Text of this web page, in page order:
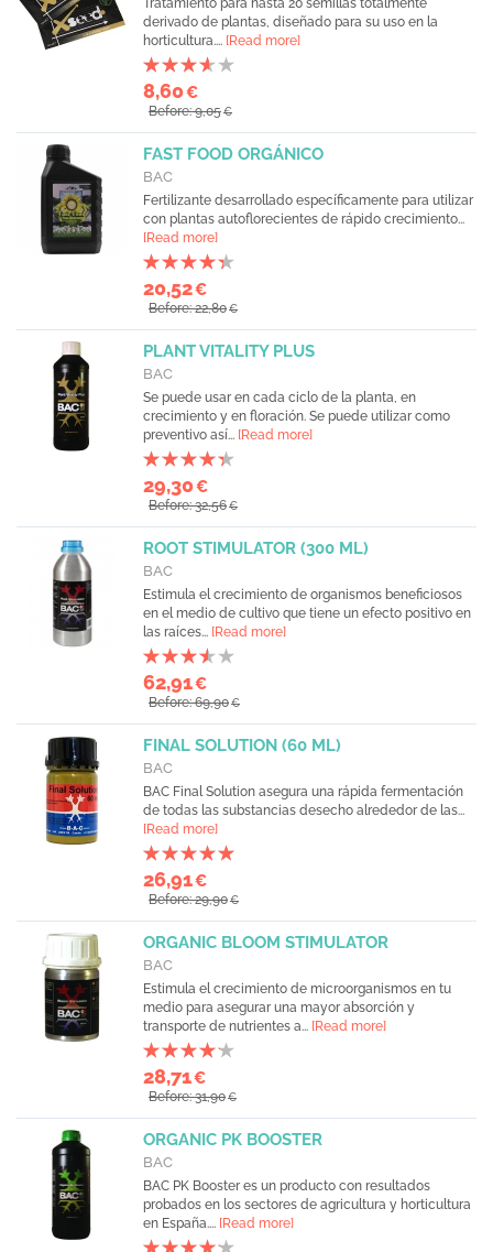
Tratamiento para hasta 20 semillas totalmente
derivado de plantas, diseñado para su uso en la
horticultura.... [Read more]
8,60€
Before: 9,05€
FAST FOOD ORGÁNICO
BAC
Fertilizante desarrollado específicamente para utilizar
con plantas autoflorecientes de rápido crecimiento...
[Read more]
20,52€
Before: 22,80€
PLANT VITALITY PLUS
BAC
Se puede usar en cada ciclo de la planta, en
crecimiento y en floración. Se puede utilizar como
preventivo así... [Read more]
29,30€
Before: 32,56€
ROOT STIMULATOR (300 ML)
BAC
Estimula el crecimiento de organismos beneficiosos
en el medio de cultivo que tiene un efecto positivo en
las raíces... [Read more]
62,91€
Before: 69,90€
FINAL SOLUTION (60 ML)
BAC
BAC Final Solution asegura una rápida fermentación
de todas las substancias desecho alrededor de las...
[Read more]
26,91€
Before: 29,90€
ORGANIC BLOOM STIMULATOR
BAC
Estimula el crecimiento de microorganismos en tu
medio para asegurar una mayor absorción y
transporte de nutrientes a... [Read more]
28,71€
Before: 31,90€
ORGANIC PK BOOSTER
BAC
BAC PK Booster es un producto con resultados
probados en los sectores de agricultura y horticultura
en España.... [Read more]